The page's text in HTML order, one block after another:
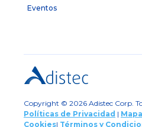
Eventos
Copyright © 2026 Adistec Corp.
Políticas de Privacidad |
Cookies| Términos y